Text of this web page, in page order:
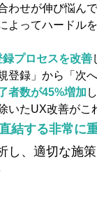
せが伸び悩んで
よってハードル
プロセスを改善
登録」から「次
者数が45%増加
たUX改善がこ
結する非常に
、適切な施